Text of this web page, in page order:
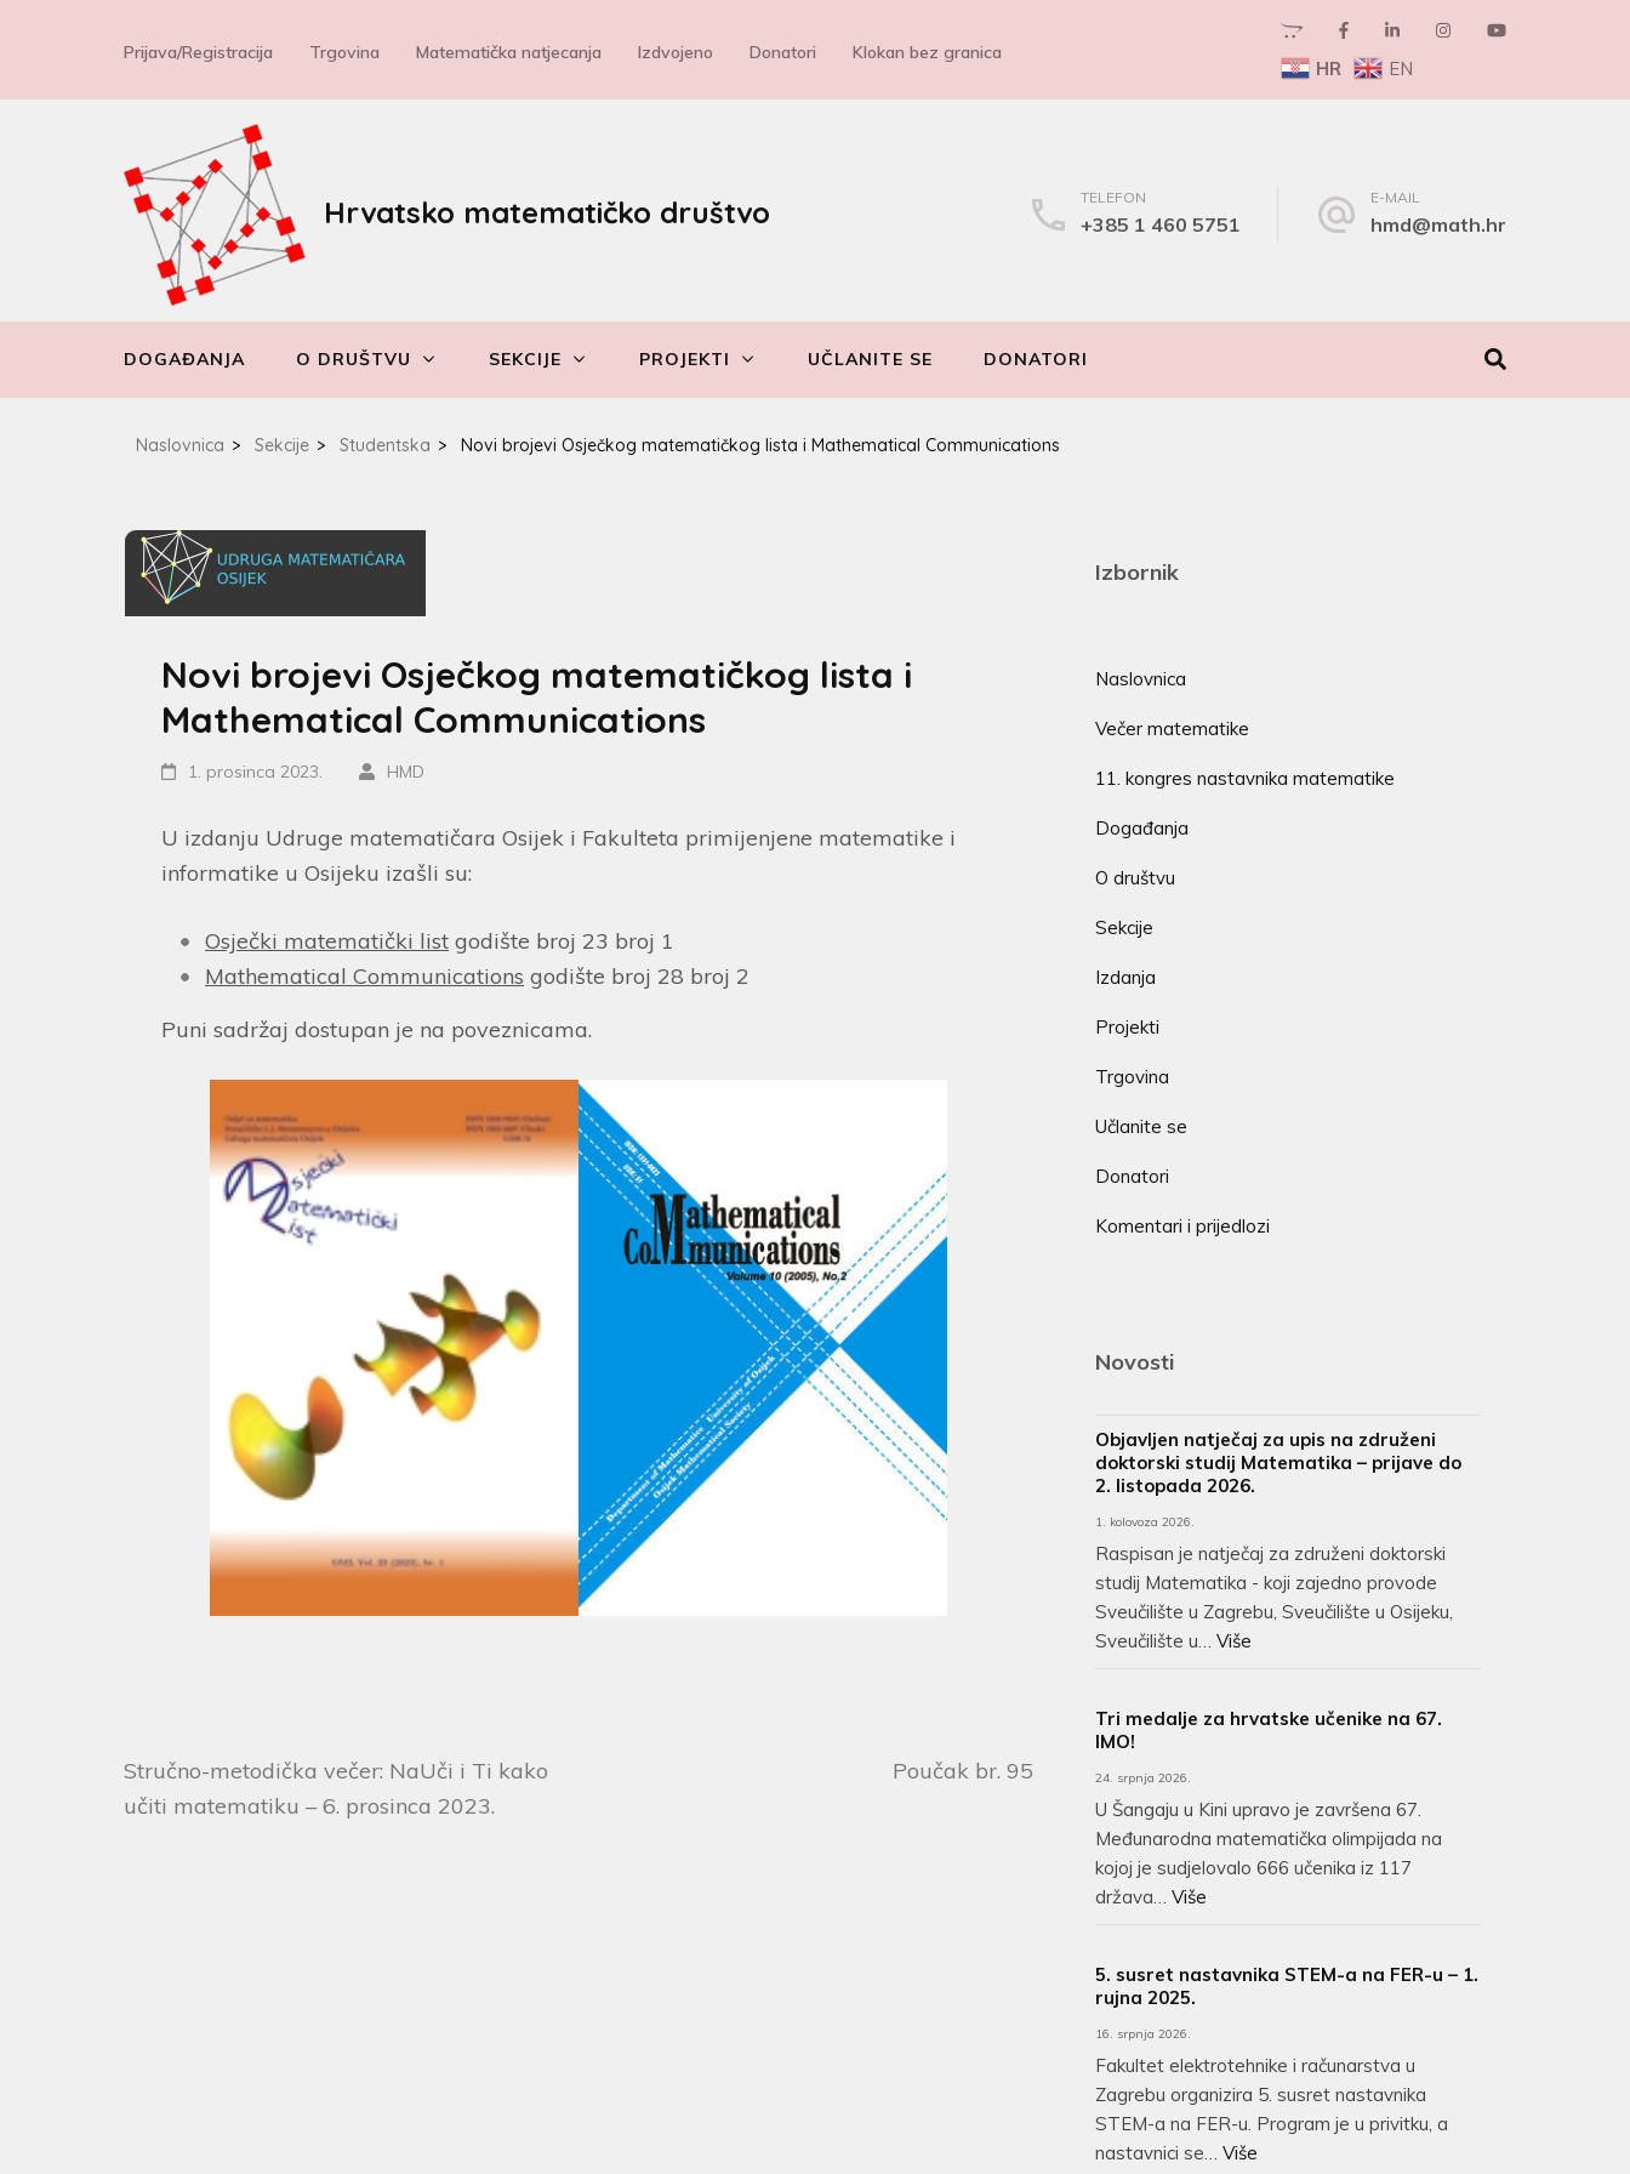
Prijava/Registracija Trgovina Matematička natjecanja Izdvojeno Donatori Klokan bez granica
HR EN
Hrvatsko matematičko društvo TELEFON
+385 1 460 5751
E-MAIL
hmd@math.hr
DOGAĐANJA O DRUŠTVU SEKCIJE PROJEKTI UČLANITE SE DONATORI
Naslovnica > Sekcije > Studentska > Novi brojevi Osječkog matematičkog lista i Mathematical Communications
Novi brojevi Osječkog matematičkog lista i
Mathematical Communications
1. prosinca 2023. HMD
U izdanju Udruge matematičara Osijek i Fakulteta primijenjene matematike i
informatike u Osijeku izašli su:
Osječki matematički list godište broj 23 broj 1
Mathematical Communications godište broj 28 broj 2
Puni sadržaj dostupan je na poveznicama.
Stručno-metodička večer: NaUči i Ti kako
učiti matematiku – 6. prosinca 2023.
Poučak br. 95
Izbornik
Naslovnica
Večer matematike
11. kongres nastavnika matematike
Događanja
O društvu
Sekcije
Izdanja
Projekti
Trgovina
Učlanite se
Donatori
Komentari i prijedlozi
Novosti
Objavljen natječaj za upis na združeni
doktorski studij Matematika – prijave do
2. listopada 2026.
1. kolovoza 2026.
Raspisan je natječaj za združeni doktorski
studij Matematika - koji zajedno provode
Sveučilište u Zagrebu, Sveučilište u Osijeku,
Sveučilište u…Više
Tri medalje za hrvatske učenike na 67.
IMO!
24. srpnja 2026.
U Šangaju u Kini upravo je završena 67.
Međunarodna matematička olimpijada na
kojoj je sudjelovalo 666 učenika iz 117
država…Više
5. susret nastavnika STEM-a na FER-u – 1.
rujna 2025.
16. srpnja 2026.
Fakultet elektrotehnike i računarstva u
Zagrebu organizira 5. susret nastavnika
STEM-a na FER-u. Program je u privitku, a
nastavnici se…Više